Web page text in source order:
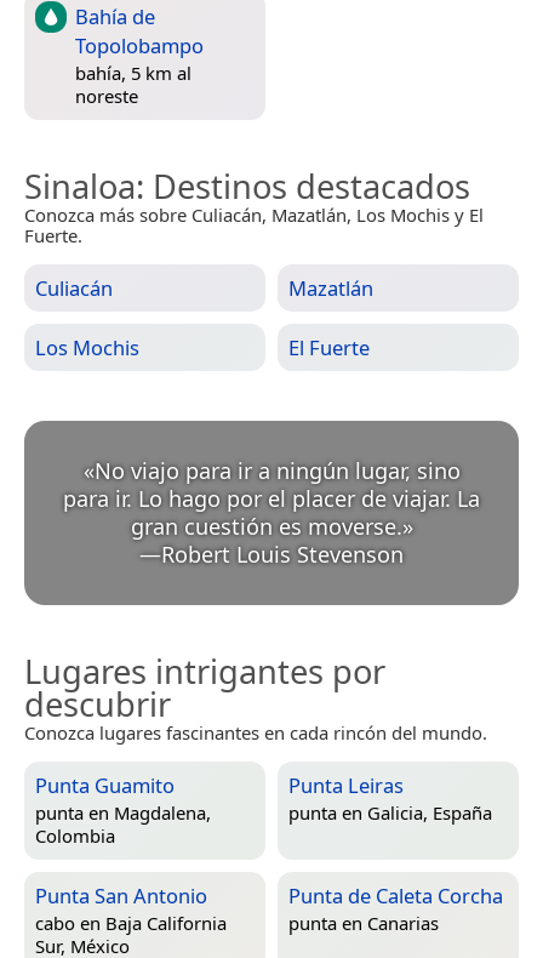
Bahía de
Topolobampo
bahía, 5 km al
noreste
Sinaloa: Destinos destacados
Conozca más sobre Culiacán, Mazatlán, Los Mochis y El
Fuerte.
Culiacán Mazatlán
Los Mochis El Fuerte
«No viajo para ir a ningún lugar, sino
para ir. Lo hago por el placer de viajar. La
gran cuestión es moverse. »
—Robert Louis Stevenson
Lugares intrigantes por
descubrir
Conozca lugares fascinantes en cada rincón del mundo.
Punta Guamito
punta en Magdalena,
Colombia
Punta Leiras
punta en Galicia, España
Punta San Antonio
cabo en Baja California
Sur, México
Punta de Caleta Corcha
punta en Canarias